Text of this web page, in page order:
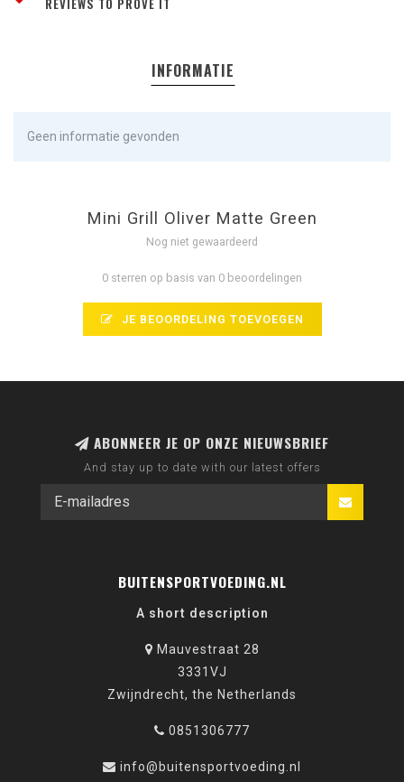
REVIEWS TO PROVE IT
INFORMATIE
Geen informatie gevonden
Mini Grill Oliver Matte Green
Nog niet gewaardeerd
0 sterren op basis van 0 beoordelingen
JE BEOORDELING TOEVOEGEN
ABONNEER JE OP ONZE NIEUWSBRIEF
And stay up to date with our latest offers
BUITENSPORTVOEDING.NL
A short description
Mauvestraat 28
3331VJ
Zwijndrecht, the Netherlands
0851306777
info@buitensportvoeding.nl